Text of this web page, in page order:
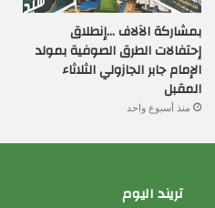
بمشاركة الآلاف …إنطلاق
إحتفالات الطرق الصوفية بمولد
الإمام جابر الجازولي الثلاثاء
المقبل
منذ أسبوع واحد
تريند اليوم